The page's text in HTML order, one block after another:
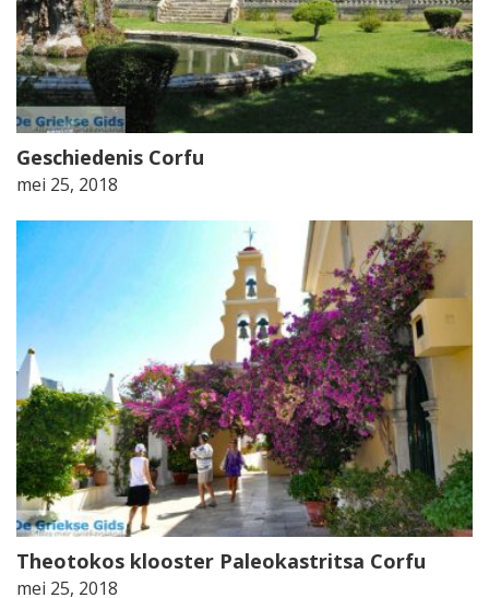
Geschiedenis Corfu
mei 25, 2018
Theotokos klooster Paleokastritsa Corfu
mei 25, 2018